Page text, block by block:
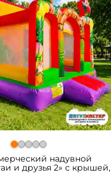
надувной
и друзья 2» с крышей,